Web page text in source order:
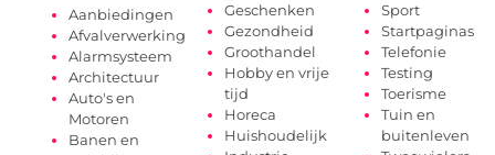
Aanbiedingen
Afvalverwerking
Alarmsysteem
Architectuur
Auto's en
Motoren
Banen en
Geschenken
Gezondheid
Groothandel
Hobby en vrije
tijd
Horeca
Huishoudelijk
Sport
Startpaginas
Telefonie
Testing
Toerisme
Tuin en
buitenleven